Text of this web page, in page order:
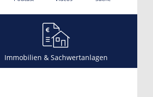
Immobilien & Sachwertanlagen